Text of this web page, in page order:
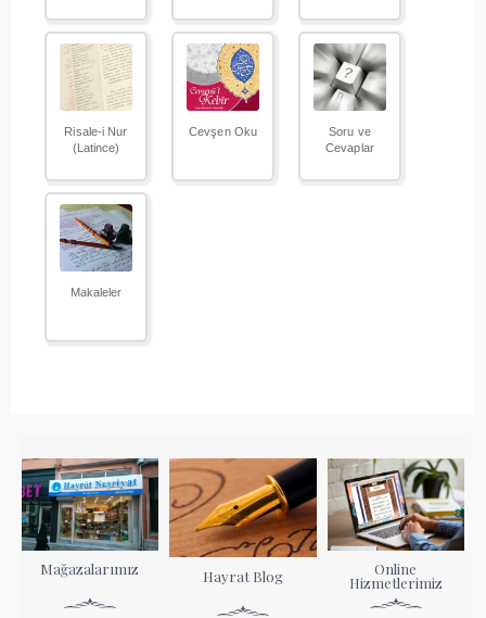
Risale-i Nur
(Latince)
Cevşen Oku
Soru ve
Cevaplar
Makaleler
Mağazalarımız Hayrat Blog Online
Hizmetlerimiz